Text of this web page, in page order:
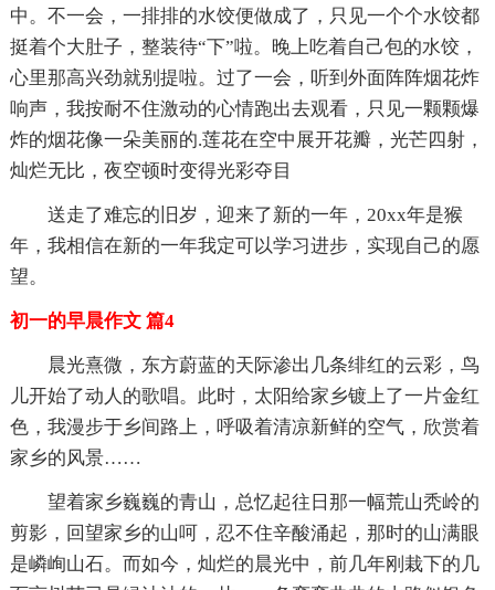
中。不一会，一排排的水饺便做成了，只见一个个水饺都
挺着个大肚子，整装待“下”啦。晚上吃着自己包的水饺，
心里那高兴劲就别提啦。过了一会，听到外面阵阵烟花炸
响声，我按耐不住激动的心情跑出去观看，只见一颗颗爆
炸的烟花像一朵美丽的.莲花在空中展开花瓣，光芒四射，
灿烂无比，夜空顿时变得光彩夺目
送走了难忘的旧岁，迎来了新的一年，20xx年是猴
年，我相信在新的一年我定可以学习进步，实现自己的愿
望。
初一的早晨作文 篇4
晨光熹微，东方蔚蓝的天际渗出几条绯红的云彩，鸟
儿开始了动人的歌唱。此时，太阳给家乡镀上了一片金红
色，我漫步于乡间路上，呼吸着清凉新鲜的空气，欣赏着
家乡的风景……
望着家乡巍巍的青山，总忆起往日那一幅荒山秃岭的
剪影，回望家乡的山呵，忍不住辛酸涌起，那时的山满眼
是嶙峋山石。而如今，灿烂的晨光中，前几年刚栽下的几